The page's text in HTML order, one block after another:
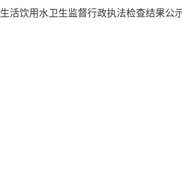
生活饮用水卫生监督行政执法检查结果公